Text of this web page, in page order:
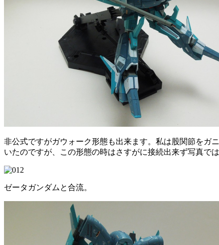
非公式ですがガウォーク形態も出来ます。私は股関節をガ
いたのですが、この形態の時はさすがに接続出来ず写真で
ゼータガンダムと合流。